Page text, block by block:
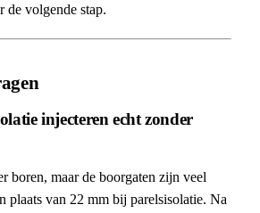
de volgende stap.
injecteren echt zonder
boren, maar de boorgaten zijn veel
plaats van 22 mm bij parelsisolatie. Na